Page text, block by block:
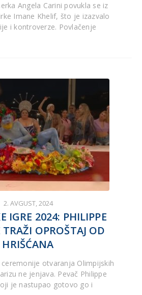
Angela Carini povukla se iz
Imane Khelif, što je izazvalo
i kontroverze. Povlačenje
2. AVGUST, 2024
IGRE 2024: PHILIPPE
TRAŽI OPROŠTAJ OD
HRIŠĆANA
otvaranja Olimpijskih
ne jenjava. Pevač Philippe
je nastupao gotovo go i